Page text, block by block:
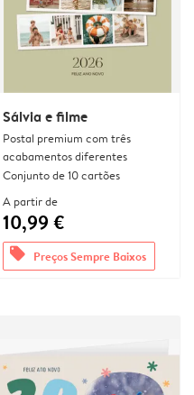
Sálvia e filme
Postal premium com três
acabamentos diferentes
Conjunto de 10 cartões
A partir de
10,99 €
offers Preços Sempre Baixos